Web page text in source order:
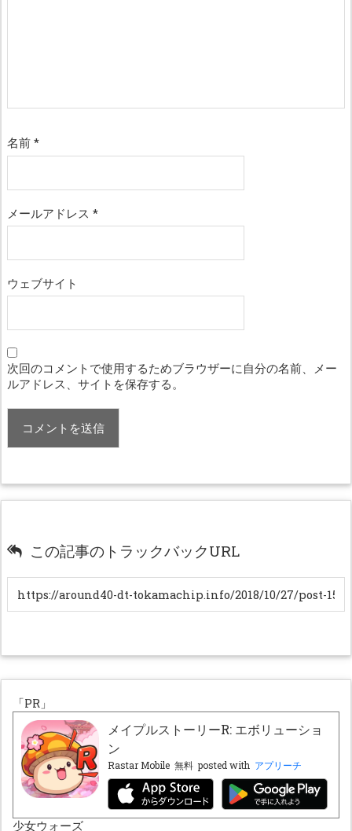
名前 *
メールアドレス *
ウェブサイト
次回のコメントで使用するためブラウザーに自分の名前、メー
ルアドレス、サイトを保存する。
この記事のトラックバックURL
「PR」
メイプルストーリーR: エボリューショ
ン
Rastar Mobile 無料 posted with アプリーチ
少女ウォーズ